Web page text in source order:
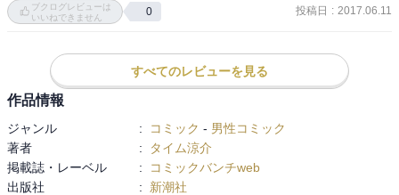
ブクログレビューは
いいねできません
0 投稿日 : 2017.06.11
すべてのレビューを見る
作品情報
ジャンル : コミック - 男性コミック
著者
:
タイム涼介
掲載誌・レーベル
:
コミックバンチweb
出版社
:
新潮社